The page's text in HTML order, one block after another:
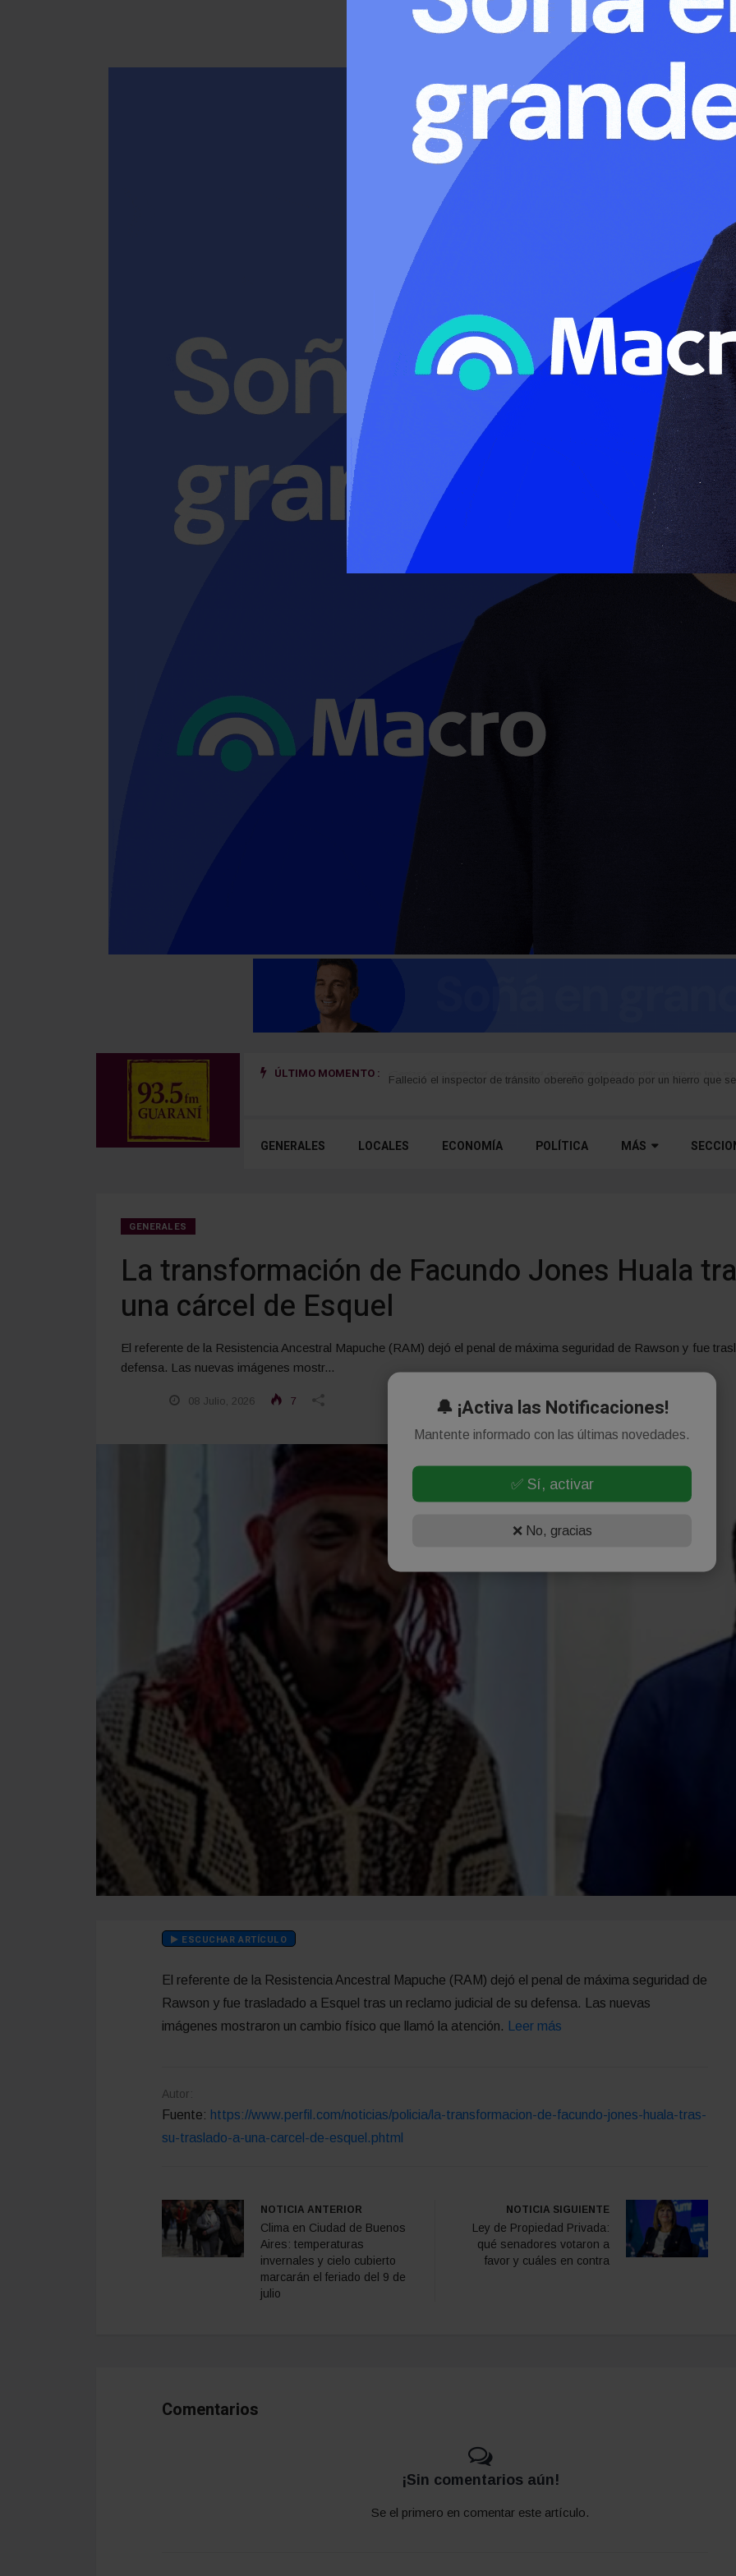
ÚLTIMO MOMENTO :
por un hierro que se desprendió de un camión
GENERALES LOCALES ECONOMÍA POLÍTICA MÁS
GENERALES
La transformación de Facundo Jones Huala
una cárcel de Esquel
El referente de la Resistencia Ancestral Mapuche (RAM) dejó el penal de máxima seguridad de Rawson y fue
defensa. Las nuevas imágenes mostr...
08 Julio, 2026 7
ESCUCHAR ARTÍCULO
El referente de la Resistencia Ancestral Mapuche (RAM) dejó el penal de máxima seguridad de
Rawson y fue trasladado a Esquel tras un reclamo judicial de su defensa. Las nuevas
imágenes mostraron un cambio físico que llamó la atención.
Leer más
Autor:
Fuente: https://www.perfil.com/noticias/policia/la-transformacion-de-facundo-jones-huala-tras-
su-traslado-a-una-carcel-de-esquel.phtml
NOTICIA ANTERIOR
Clima en Ciudad de Buenos
Aires: temperaturas
invernales y cielo cubierto
marcarán el feriado del 9 de
julio
NOTICIA SIGUIENTE
Ley de Propiedad Privada:
qué senadores votaron a
favor y cuáles en contra
Comentarios
¡Sin comentarios aún!
Se el primero en comentar este artículo.
🔔 ¡Activa las Notificaciones!
Mantente informado con las últimas novedades.
✅ Sí, activar
❌ No, gracias